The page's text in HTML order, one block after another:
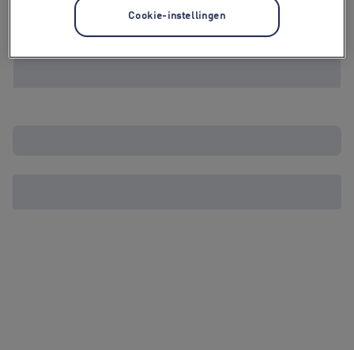
Cookie-instellingen